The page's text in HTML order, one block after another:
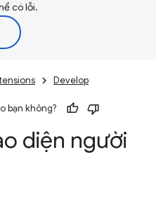
có lỗi.
Develop
bạn không?
diện người